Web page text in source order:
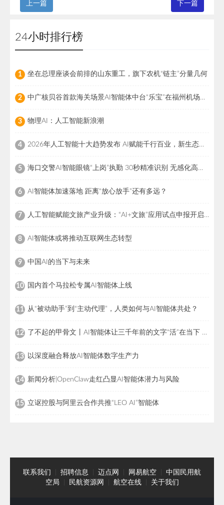
上一篇 下一篇
24小时排行榜
1 坐在总理座谈会前排的山东重工，旗下农机“链主”分量几何
2 中广核贝谷首款海关场景AI智能体中台“乐宝”在福州机场上线
3 物理AI：人工智能新浪潮
4 2026年人工智能十大趋势发布 AI赋能千行百业，新生态加速形成
5 海口交警AI智能眼镜“上岗”执勤 30秒精准识别 无感化高效查控
6 AI智能体加速落地 距离“放心放手”还有多远？
7 人工智能赋能文旅产业升级：“AI+文旅”应用试点申报开启产业新变革
8 AI智能体或将推动互联网生态转型
9 中国AI的当下与未来
10 国内首个马拉松专属AI智能体上线
11 从“被动助手”到“主动代理”，人类如何与AI智能体共处？
12 了不起的甲骨文丨AI智能体让三千年前的文字“活”在当下 当甲骨文遇上“小龙虾”
13 以深度融合释放AI智能体数字生产力
14 新闻分析|OpenClaw走红凸显AI智能体潜力与风险
15 立讴控股与阿里云合作共推“LEO AI”智能体
联系我们 招聘信息 迈点网 网易航空
中国民用航
空局
民航资源网 航空在线 关于我们